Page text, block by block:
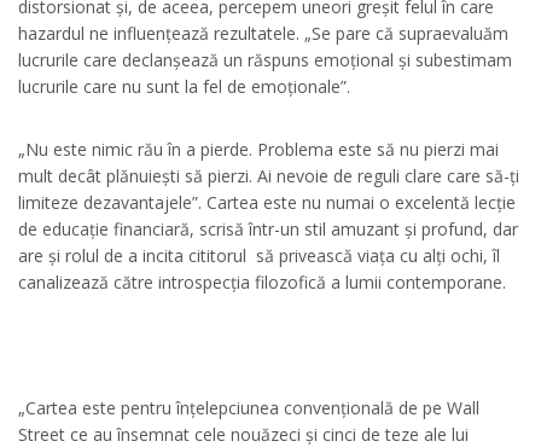
distorsionat și, de aceea, percepem uneori greșit felul în care
hazardul ne influențează rezultatele. „Se pare că supraevaluăm
lucrurile care declanșează un răspuns emoțional și subestimam
lucrurile care nu sunt la fel de emoționale”.
„Nu este nimic rău în a pierde. Problema este să nu pierzi mai
mult decât plănuiești să pierzi. Ai nevoie de reguli clare care să-ți
limiteze dezavantajele”. Cartea este nu numai o excelentă lecție
de educație financiară, scrisă într-un stil amuzant și profund, dar
are și rolul de a incita cititorul să privească viața cu alți ochi, îl
canalizează către introspecția filozofică a lumii contemporane.
„Cartea este pentru înțelepciunea convențională de pe Wall
Street ce au însemnat cele nouăzeci și cinci de teze ale lui